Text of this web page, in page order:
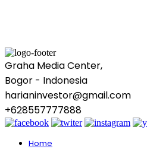
Graha Media Center,
Bogor - Indonesia
harianinvestor@gmail.com
+628557777888
Home